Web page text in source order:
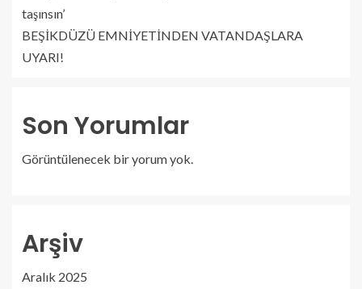
taşınsın’
BEŞİKDÜZÜ EMNİYETİNDEN VATANDAŞLARA
UYARI!
Son Yorumlar
Görüntülenecek bir yorum yok.
Arşiv
Aralık 2025